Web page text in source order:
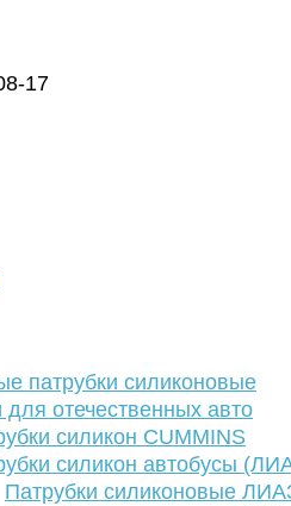
17
патрубки силиконовые
для отечественных авто
силикон CUMMINS
силикон автобусы
Патрубки силиконовые